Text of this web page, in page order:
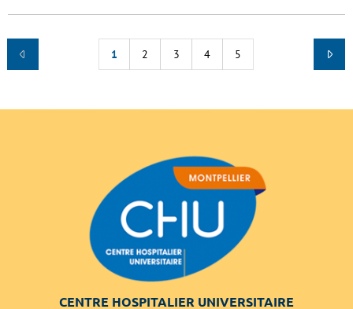
1 2 3 4 5
CENTRE HOSPITALIER UNIVERSITAIRE